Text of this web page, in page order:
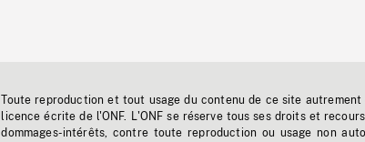
Toute reproduction et tout usage du contenu de ce site
licence écrite de l'ONF. L'ONF se réserve tous ses droits et
dommages-intérêts, contre toute reproduction ou usage non